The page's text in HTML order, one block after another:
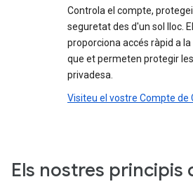
Controla el compte,
seguretat des d'un sol lloc.
proporciona accés ràpid a
que et permeten protegir
privadesa.
Visiteu el vostre Compte de
Els nostres principis